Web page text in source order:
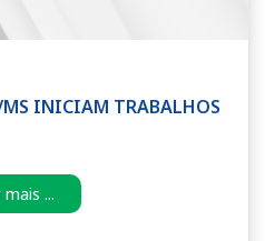
MS INICIAM TRABALHOS
mais ...